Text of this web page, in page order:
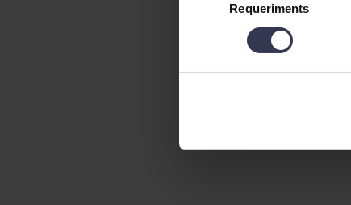
consentiment
Requeriments